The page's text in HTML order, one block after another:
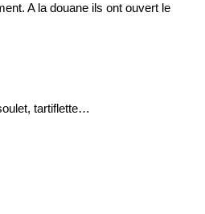
A la douane ils ont ouvert le
tartiflette…